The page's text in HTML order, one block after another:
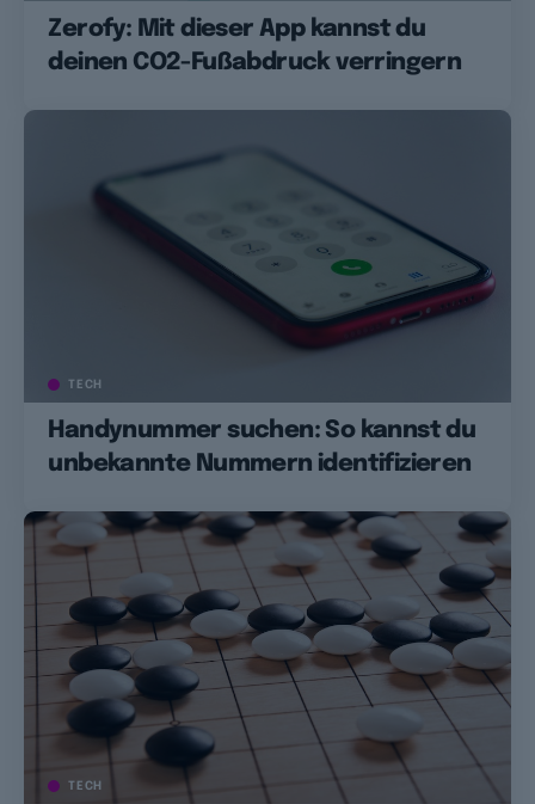
Zerofy: Mit dieser App kannst du
deinen CO2-Fußabdruck verringern
TECH
Handynummer suchen: So kannst du
unbekannte Nummern identifizieren
TECH